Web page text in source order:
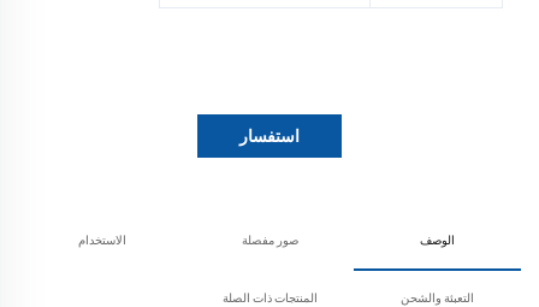
استفسار
الوصف صور مفصلة الاستخدام
التعبئة والشحن المنتجات ذات الصلة